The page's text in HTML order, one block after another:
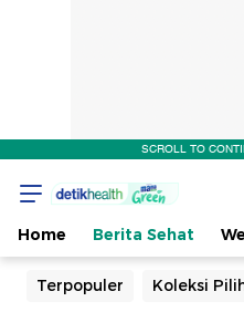
SCROLL TO
Home Berita Sehat
Terpopuler Koleksi